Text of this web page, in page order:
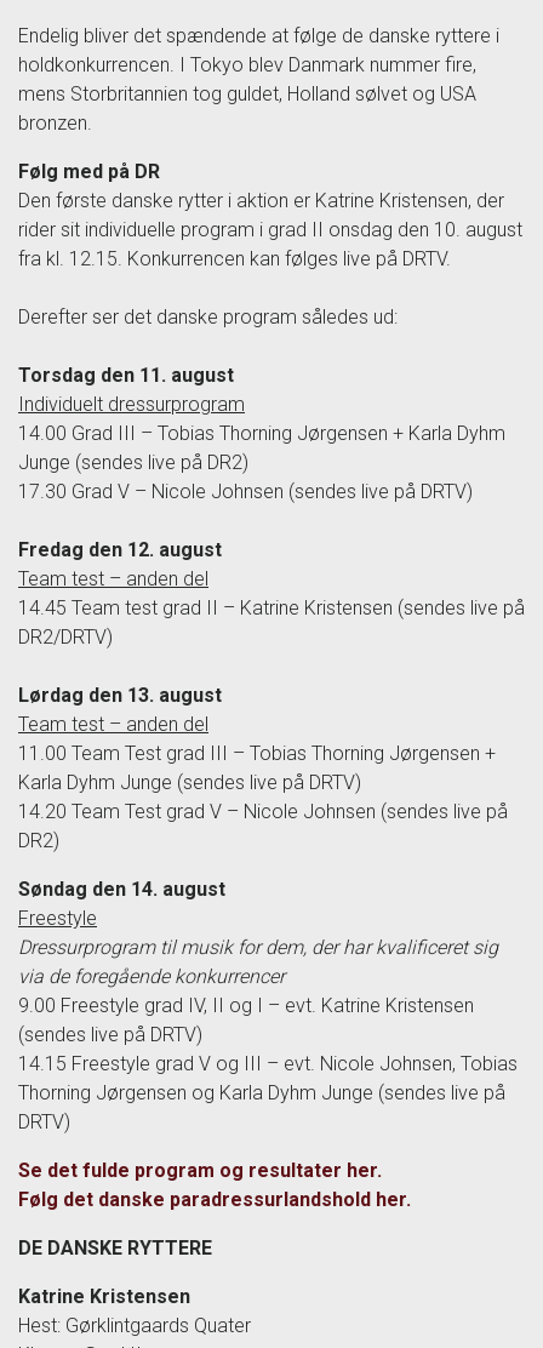
Endelig bliver det spændende at følge de danske ryttere i
holdkonkurrencen. I Tokyo blev Danmark nummer fire,
mens Storbritannien tog guldet, Holland sølvet og USA
bronzen.
Følg med på DR
Den første danske rytter i aktion er Katrine Kristensen, der
rider sit individuelle program i grad II onsdag den 10. august
fra kl. 12.15. Konkurrencen kan følges live på DRTV.
Derefter ser det danske program således ud:
Torsdag den 11. august
Individuelt dressurprogram
14.00 Grad III – Tobias Thorning Jørgensen + Karla Dyhm
Junge (sendes live på DR2)
17.30 Grad V – Nicole Johnsen (sendes live på DRTV)
Fredag den 12. august
Team test – anden del
14.45 Team test grad II – Katrine Kristensen (sendes live på
DR2/DRTV)
Lørdag den 13. august
Team test – anden del
11.00 Team Test grad III – Tobias Thorning Jørgensen +
Karla Dyhm Junge (sendes live på DRTV)
14.20 Team Test grad V – Nicole Johnsen (sendes live på
DR2)
Søndag den 14. august
Freestyle
Dressurprogram til musik for dem, der har kvalificeret sig
via de foregående konkurrencer
9.00 Freestyle grad IV, II og I – evt. Katrine Kristensen
(sendes live på DRTV)
14.15 Freestyle grad V og III – evt. Nicole Johnsen, Tobias
Thorning Jørgensen og Karla Dyhm Junge (sendes live på
DRTV)
Se det fulde program og resultater her.
Følg det danske paradressurlandshold her.
DE DANSKE RYTTERE
Katrine Kristensen
Hest: Gørklintgaards Quater